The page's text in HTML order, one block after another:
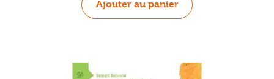
Ajouter au panier